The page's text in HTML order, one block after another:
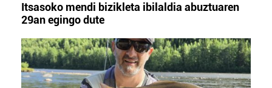
Itsasoko mendi bizikleta ibilaldia abuztuaren
29an egingo dute